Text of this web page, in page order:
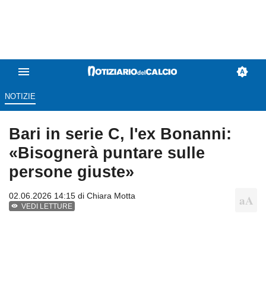
NOTIZIE
Bari in serie C, l'ex Bonanni:
«Bisognerà puntare sulle
persone giuste»
02.06.2026 14:15 di Chiara Motta
VEDI LETTURE